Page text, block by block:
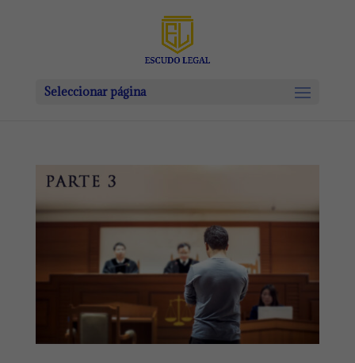
Seleccionar página